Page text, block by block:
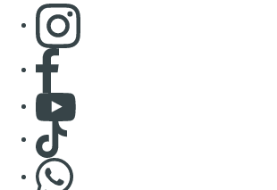
Consulter page Instagram
Consulter page Facebook
Consulter Youtube
Consulter TikTok